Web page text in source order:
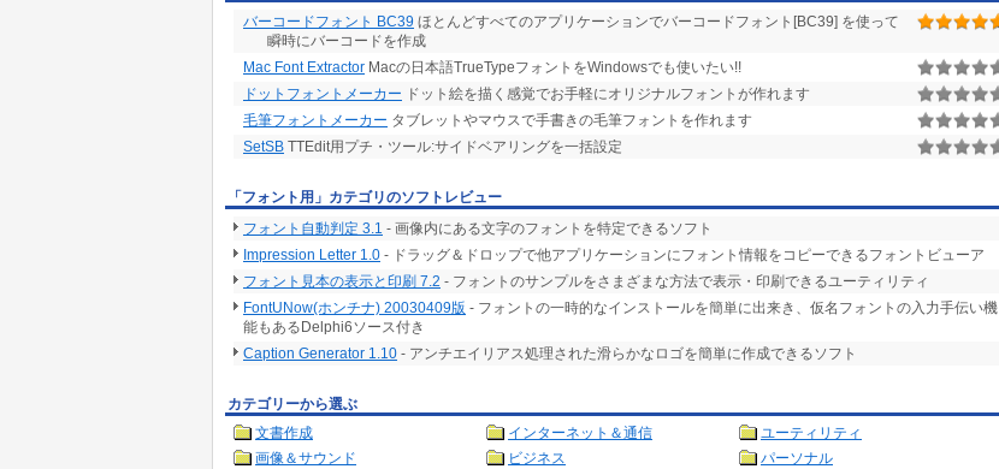
バーコードフォント BC39 ほとんどすべてのアプリケーションでバーコードフォント[BC39] を使って
瞬時にバーコードを作成
Mac Font Extractor Macの日本語TrueTypeフォントをWindowsでも使いたい!!
ドットフォントメーカー ドット絵を描く感覚でお手軽にオリジナルフォントが作れます
毛筆フォントメーカー タブレットやマウスで手書きの毛筆フォントを作れます
SetSB TTEdit用プチ・ツール:サイドベアリングを一括設定
「フォント用」カテゴリのソフトレビュー
フォント自動判定 3.1 - 画像内にある文字のフォントを特定できるソフト
Impression Letter 1.0 - ドラッグ＆ドロップで他アプリケーションにフォント情報をコピーできるフォントビューア
フォント見本の表示と印刷 7.2 - フォントのサンプルをさまざまな方法で表示・印刷できるユーティリティ
FontUNow(ホンチナ) 20030409版 - フォントの一時的なインストールを簡単に出来き、仮名フォントの入力手伝い機
能もあるDelphi6ソース付き
Caption Generator 1.10 - アンチエイリアス処理された滑らかなロゴを簡単に作成できるソフト
カテゴリーから選ぶ
文書作成
インターネット＆通信
ユーティリティ
画像＆サウンド
ビジネス
パーソナル